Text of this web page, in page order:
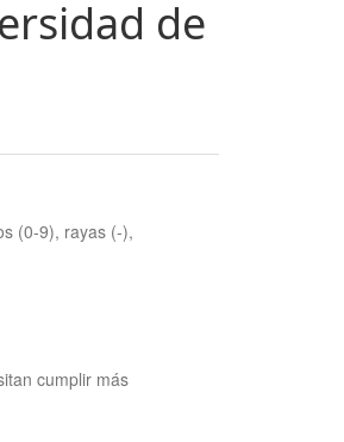
de
(0-9), rayas (-),
cumplir más